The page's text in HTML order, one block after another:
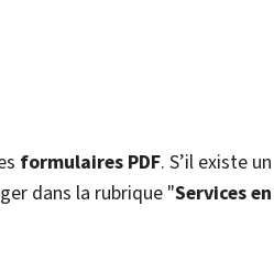
formulaires PDF. S’il existe un
dans la rubrique "Services